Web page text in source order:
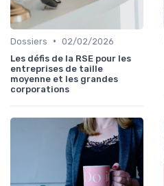
Dossiers • 02/02/2026
Les défis de la RSE pour les
entreprises de taille
moyenne et les grandes
corporations